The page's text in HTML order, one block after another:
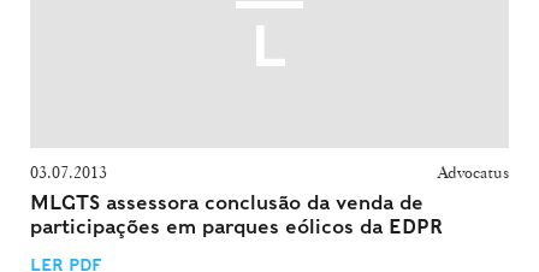
03.07.2013 Advocatus
MLGTS assessora conclusão da venda de
participações em parques eólicos da EDPR
LER PDF